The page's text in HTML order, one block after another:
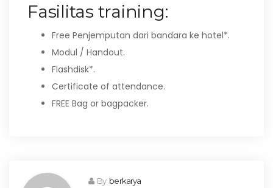
Fasilitas training:
Free Penjemputan dari bandara ke hotel*.
Modul / Handout.
Flashdisk*.
Certificate of attendance.
FREE Bag or bagpacker.
By berkarya